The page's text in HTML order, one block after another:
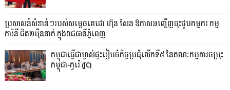
ប្រសាសន៍សំខាន់ៗរបស់សម្តេចតេជោ ហ៊ុន សែន ឱកាសអញ្ជើញចុះជួបកម្មករ កម្ម
ការិនី ជិត២ម៉ឺននាក់ ក្នុងរាជធានីភ្នំពេញ
កម្ពុជាធ្វើជាម្ចាស់ផ្ទះរៀបចំកិច្ចប្រជុំលើកទី៥ នៃគណៈកម្មការចម្រុះ
កម្ពុជា-កូរ៉េ (JC)